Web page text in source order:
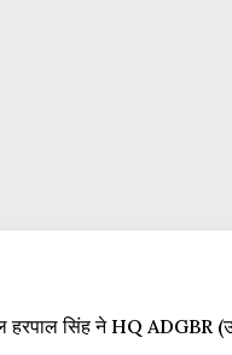
सिंह ने HQ ADGBR